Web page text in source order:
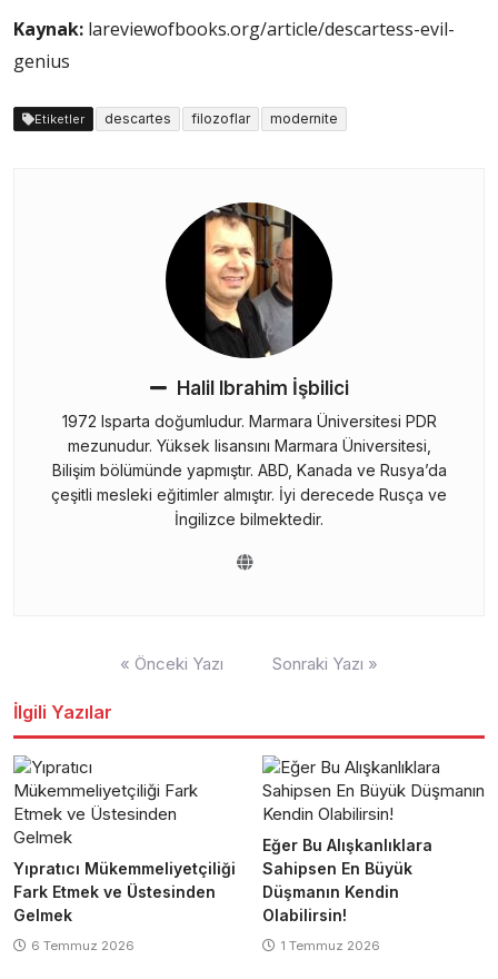
Kaynak: lareviewofbooks.org/article/descartess-evil-
genius
Etiketler descartes filozoflar modernite
Halil Ibrahim İşbilici
1972 Isparta doğumludur. Marmara Üniversitesi PDR
mezunudur. Yüksek lisansını Marmara Üniversitesi,
Bilişim bölümünde yapmıştır. ABD, Kanada ve Rusya’da
çeşitli mesleki eğitimler almıştır. İyi derecede Rusça ve
İngilizce bilmektedir.
« Önceki Yazı Sonraki Yazı »
İlgili Yazılar
Yıpratıcı Mükemmeliyetçiliği
Fark Etmek ve Üstesinden
Gelmek
6 Temmuz 2026
Eğer Bu Alışkanlıklara
Sahipsen En Büyük
Düşmanın Kendin
Olabilirsin!
1 Temmuz 2026